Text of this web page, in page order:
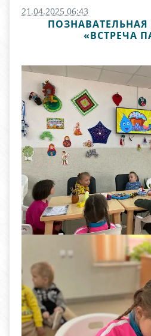
21.04.2025 06:43
«ВСТРЕЧА